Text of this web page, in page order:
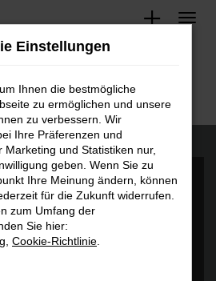
Fahrzeugsuche
www.google.comzu laden. Dabei
werden. Wenn Sie damit
Einstellungen
Ihnen die bestmögliche
zu ermöglichen und unsere
zu verbessern. Wir
Ihre Präferenzen und
und Statistiken nur,
geben. Wenn Sie zu
Ihre Meinung ändern, können
für die Zukunft widerrufen.
zum Umfang der
Sie hier:
Cookie-Richtlinie